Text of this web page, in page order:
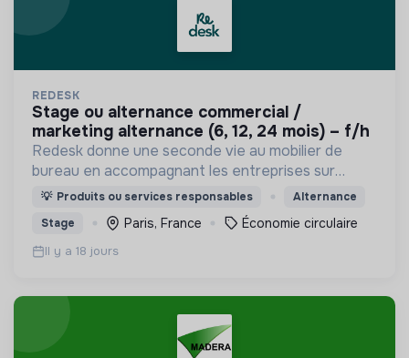
REDESK
stage ou alternance commercial /
marketing alternance (6, 12, 24 mois) – f/h
Redesk donne une seconde vie au mobilier de
bureau en accompagnant les entreprises sur
toutes les problématiques liées à l'économie
circulaire dans le domaine du mobilier
professionnel.
💡 Produits ou services responsables
Alternance
Stage
Paris, France Économie circulaire
Il y a 18 jours